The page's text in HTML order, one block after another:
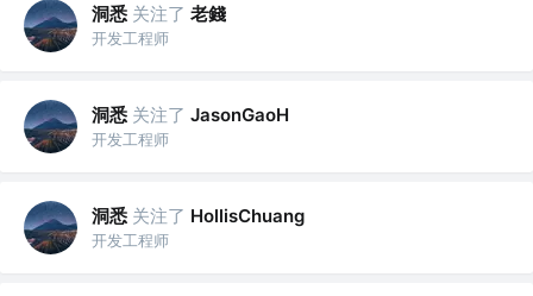
洞悉 关注了 老錢
开发工程师
洞悉 关注了 JasonGaoH
开发工程师
洞悉 关注了 HollisChuang
开发工程师